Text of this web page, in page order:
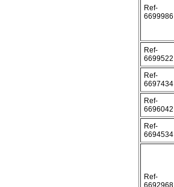
Ref-
6699986
Ref-
6699522
Ref-
6697434
Ref-
6696042
Ref-
6694534
Ref-
6692968